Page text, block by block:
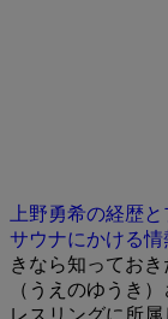
上野勇希の経歴
サウナにかける
きなら知ってお
（うえのゆうき
レスリングに所